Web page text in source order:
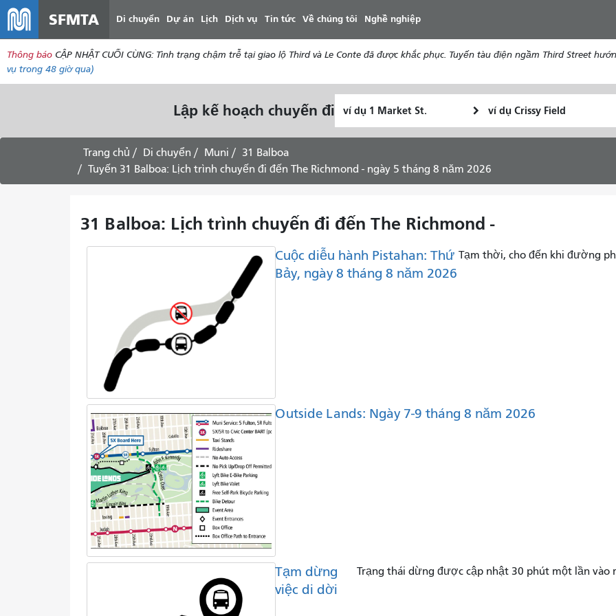
dung
SFMTA Di chuyển Dự án Lịch Dịch vụ Tin tức Về chúng tôi Nghề nghiệp
Thông báo CẬP NHẬT CUỐI CÙNG: Tình trạng chậm trễ tại giao lộ Third và Le Conte đã được khắc phục. Tuyến tàu điện ngầm Third Street
vụ trong 48 giờ qua)
Lập kế hoạch chuyến đi
bắt
kết
muốn
lịch
Trang chủ Di chuyển Muni
31 Balboa
Tuyến 31 Balboa: Lịch trình chuyến đi đến The Richmond - ngày 5 tháng 8 năm 2026
31 Balboa: Lịch trình chuyến đi đến The Richmond -
Cuộc diễu hành Pistahan: Thứ
Bảy, ngày 8 tháng 8 năm 2026
Tạm thời, cho đến khi đường
Outside Lands: Ngày 7-9 tháng 8 năm 2026
Tạm dừng
việc di dời
Trạng thái dừng được cập nhật 30 phút một lần vào